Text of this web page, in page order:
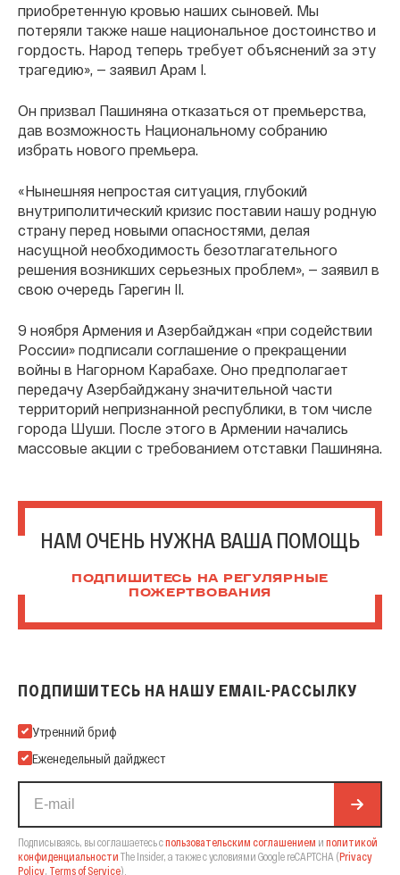
приобретенную кровью наших сыновей. Мы
потеряли также наше национальное достоинство и
гордость. Народ теперь требует объяснений за эту
трагедию», — заявил Арам I.
Он призвал Пашиняна отказаться от премьерства,
дав возможность Национальному собранию
избрать нового премьера.
«Нынешняя непростая ситуация, глубокий
внутриполитический кризис поставии нашу родную
страну перед новыми опасностями, делая
насущной необходимость безотлагательного
решения возникших серьезных проблем», — заявил в
свою очередь Гарегин II.
9 ноября Армения и Азербайджан «при содействии
России» подписали соглашение о прекращении
войны в Нагорном Карабахе. Оно предполагает
передачу Азербайджану значительной части
территорий непризнанной республики, в том числе
города Шуши. После этого в Армении начались
массовые акции с требованием отставки Пашиняна.
НАМ ОЧЕНЬ НУЖНА ВАША ПОМОЩЬ
ПОДПИШИТЕСЬ НА РЕГУЛЯРНЫЕ
ПОЖЕРТВОВАНИЯ
ПОДПИШИТЕСЬ НА НАШУ EMAIL-РАССЫЛКУ
Подпишитесь на нашу Email-рассылку
Утренний бриф
Еженедельный дайджест
Подписываясь, вы соглашаетесь спользовательским соглашением и политикой
конфиденциальности The Insider, а также с условиями Google reCAPTCHA (Privacy
Policy Terms of Service).